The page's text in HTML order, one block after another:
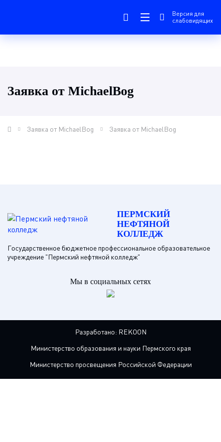
Версия для
слабовидящих
Заявка от MichaelBog
Заявка от MichaelBog Заявка от MichaelBog
ПЕРМСКИЙ
НЕФТЯНОЙ
КОЛЛЕДЖ
Государственное бюджетное профессиональное образовательное
учреждение "Пермский нефтяной колледж"
Мы в социальных сетях
Разработано: REKOON
Министерство образования и науки Пермского края
Министерство просвещения Российской Федерации